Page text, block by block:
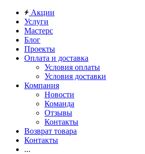
Акции
Услуги
Мастерс
Блог
Проекты
Оплата и доставка
Условия оплаты
Условия доставки
Компания
Новости
Команда
Отзывы
Контакты
Возврат товара
Контакты
...